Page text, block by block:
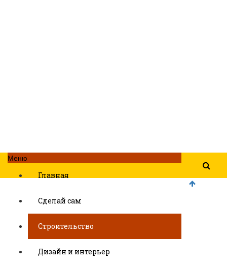
Меню
Главная
Сделай сам
Строительство
Дизайн и интерьер